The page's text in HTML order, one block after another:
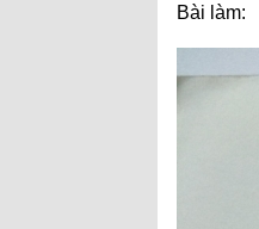
Bài làm: